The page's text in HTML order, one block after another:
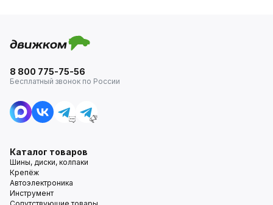
8 800 775-75-56
Бесплатный звонок по России
Каталог товаров
Шины, диски, колпаки
Крепёж
Автоэлектроника
Инструмент